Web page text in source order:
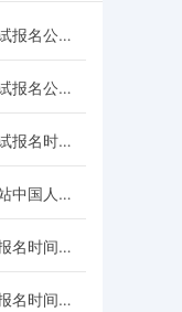
2021年全国各地咨询工程师考试报名公告/报名时间/报名入口汇总
2022年全国各地咨询工程师考试报名公告/报名时间/报名入口汇总
2022年广西考区咨询工程师考试报名时间为：3月1日—3月8日
2021年咨询工程师考试报名网站中国人事考试网：www.cpta.com.cn
2022年河北省咨询工程师考试报名时间为：3月1日—3月7日
2022年重庆市咨询工程师考试报名时间为：2月28日—3月7日